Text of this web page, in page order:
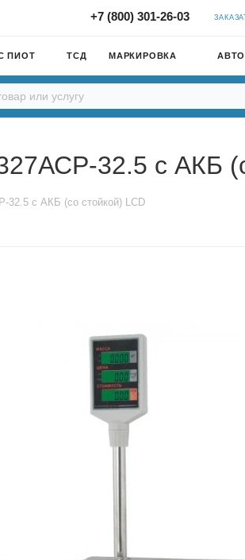
+7 (800) 301-26-03
ПИОТ ТСД МАРКИРОВКА
32.5 с АКБ
32.5 с АКБ (со стойкой) LCD